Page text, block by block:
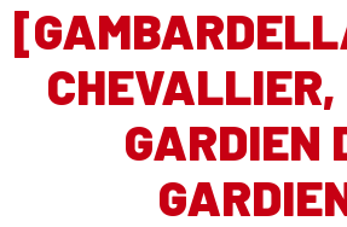
CHEVALLIER,
GARDIEN